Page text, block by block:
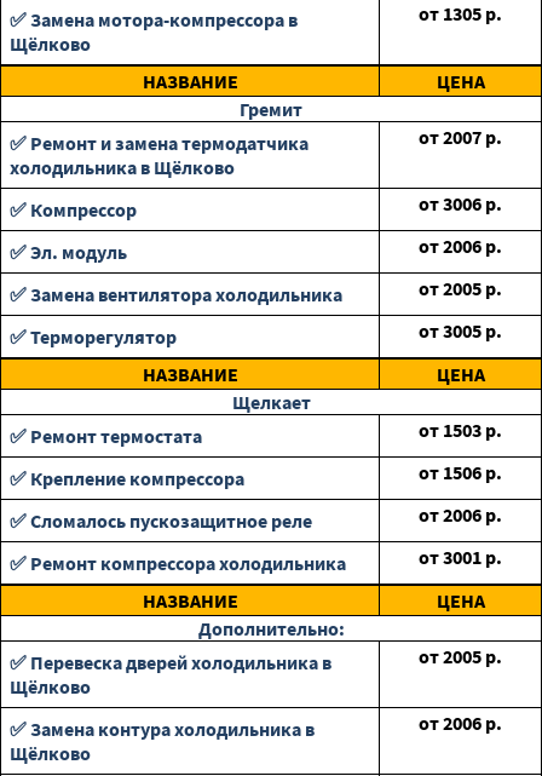
✅ Замена мотора-компрессора в
Щёлково
от 1305 р.
НАЗВАНИЕ
ЦЕНА
Гремит
✅ Ремонт и замена термодатчика
холодильника в Щёлково
от2007 р.
✅ Компрессор от3006 р.
✅ Эл. модуль
от2006 р.
✅ Замена вентилятора холодильника
от2005 р.
✅ Терморегулятор
от3005 р.
НАЗВАНИЕ
ЦЕНА
Щелкает
✅ Ремонт термостата
от 1503 р.
✅ Крепление компрессора
от 1506 р.
✅ Сломалось пускозащитное реле
от2006 р.
✅ Ремонт компрессора холодильника
от3001 р.
НАЗВАНИЕ
ЦЕНА
Дополнительно:
✅ Перевеска дверей холодильника в
Щёлково
от2005 р.
✅ Замена контура холодильника в
Щёлково
от2006 р.